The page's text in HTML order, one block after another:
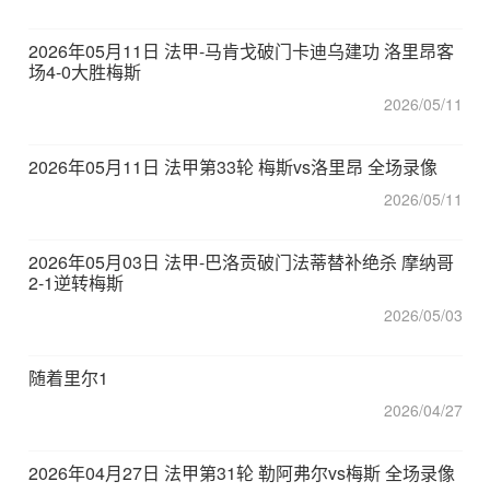
2026年05月11日 法甲-马肯戈破门卡迪乌建功 洛里昂客
场4-0大胜梅斯
2026/05/11
2026年05月11日 法甲第33轮 梅斯vs洛里昂 全场录像
2026/05/11
2026年05月03日 法甲-巴洛贡破门法蒂替补绝杀 摩纳哥
2-1逆转梅斯
2026/05/03
随着里尔1
2026/04/27
2026年04月27日 法甲第31轮 勒阿弗尔vs梅斯 全场录像